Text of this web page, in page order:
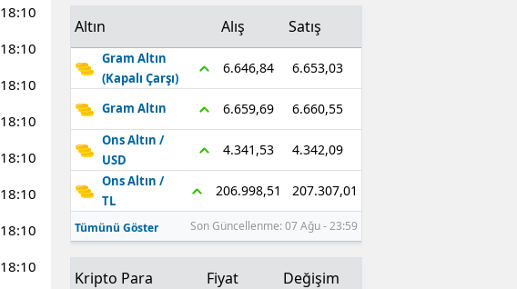
18:10
18:10
18:10
18:10
18:10
18:10
18:10
18:10
Altın Alış Satış
Gram Altın
(Kapalı Çarşı)
6.646,84 6.653,03
Gram Altın 6.659,69 6.660,55
Ons Altın /
USD
4.341,53 4.342,09
Ons Altın /
TL
206.998,51 207.307,01
Tümünü Göster Son Güncellenme: 07 Ağu - 23:59
Kripto Para Fiyat Değişim